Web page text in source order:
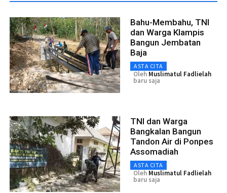
Bahu-Membahu, TNI
dan Warga Klampis
Bangun Jembatan
Baja
ASTA CITA
Oleh Muslimatul Fadlielah
baru saja
TNI dan Warga
Bangkalan Bangun
Tandon Air di Ponpes
Assomadiah
ASTA CITA
Oleh Muslimatul Fadlielah
baru saja